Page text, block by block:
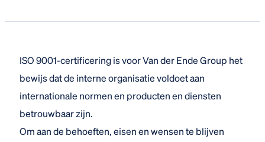
ISO 9001-certificering is voor Van der Ende Group het
bewijs dat de interne organisatie voldoet aan
internationale normen en producten en diensten
betrouwbaar zijn.
Om aan de behoeften, eisen en wensen te blijven